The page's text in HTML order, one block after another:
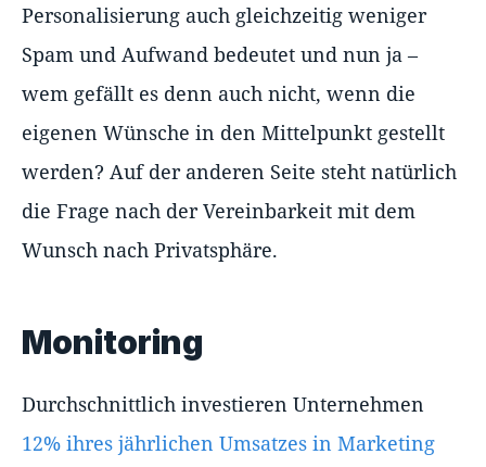
Personalisierung auch gleichzeitig weniger
Spam und Aufwand bedeutet und nun ja –
wem gefällt es denn auch nicht, wenn die
eigenen Wünsche in den Mittelpunkt gestellt
werden? Auf der anderen Seite steht natürlich
die Frage nach der Vereinbarkeit mit dem
Wunsch nach Privatsphäre.
Monitoring
Durchschnittlich investieren Unternehmen
12% ihres jährlichen Umsatzes in Marketing